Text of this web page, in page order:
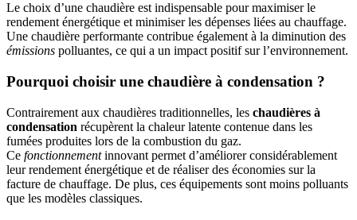
Le choix d’une chaudière est indispensable pour maximiser le
rendement énergétique et minimiser les dépenses liées au chauffage.
Une chaudière performante contribue également à la diminution des
émissions polluantes, ce qui a un impact positif sur l’environnement.
Pourquoi choisir une chaudière à condensation ?
Contrairement aux chaudières traditionnelles, les chaudières à
condensation récupèrent la chaleur latente contenue dans les
fumées produites lors de la combustion du gaz.
Ce fonctionnementinnovant permet d’améliorer considérablement
leur rendement énergétique et de réaliser des économies sur la
facture de chauffage. De plus, ces équipements sont moins polluants
que les modèles classiques.